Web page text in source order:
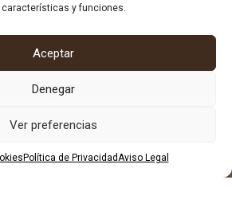
y funciones.
Aceptar
Denegar
Ver preferencias
Política de PrivacidadAviso Legal